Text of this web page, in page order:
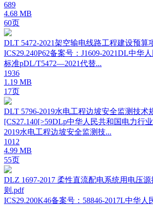
689
4.68 MB
60页
DLT 5472-2021架空输电线路工程建设预算
ICS29.240P62备案号：J1609-2021DL中华
标准pDL/T5472—2021代替...
1936
1.19 MB
17页
DLT 5796-2019水电工程边坡安全监测技术
[CS27.140[>59DLp中华人民共和国电力行
2019水电工程边坡安全监测技...
1012
4.99 MB
55页
DLZ 1697-2017 柔性直流配电系统用电压
则.pdf
ICS29.200K46备案号：58846-2017L中华人